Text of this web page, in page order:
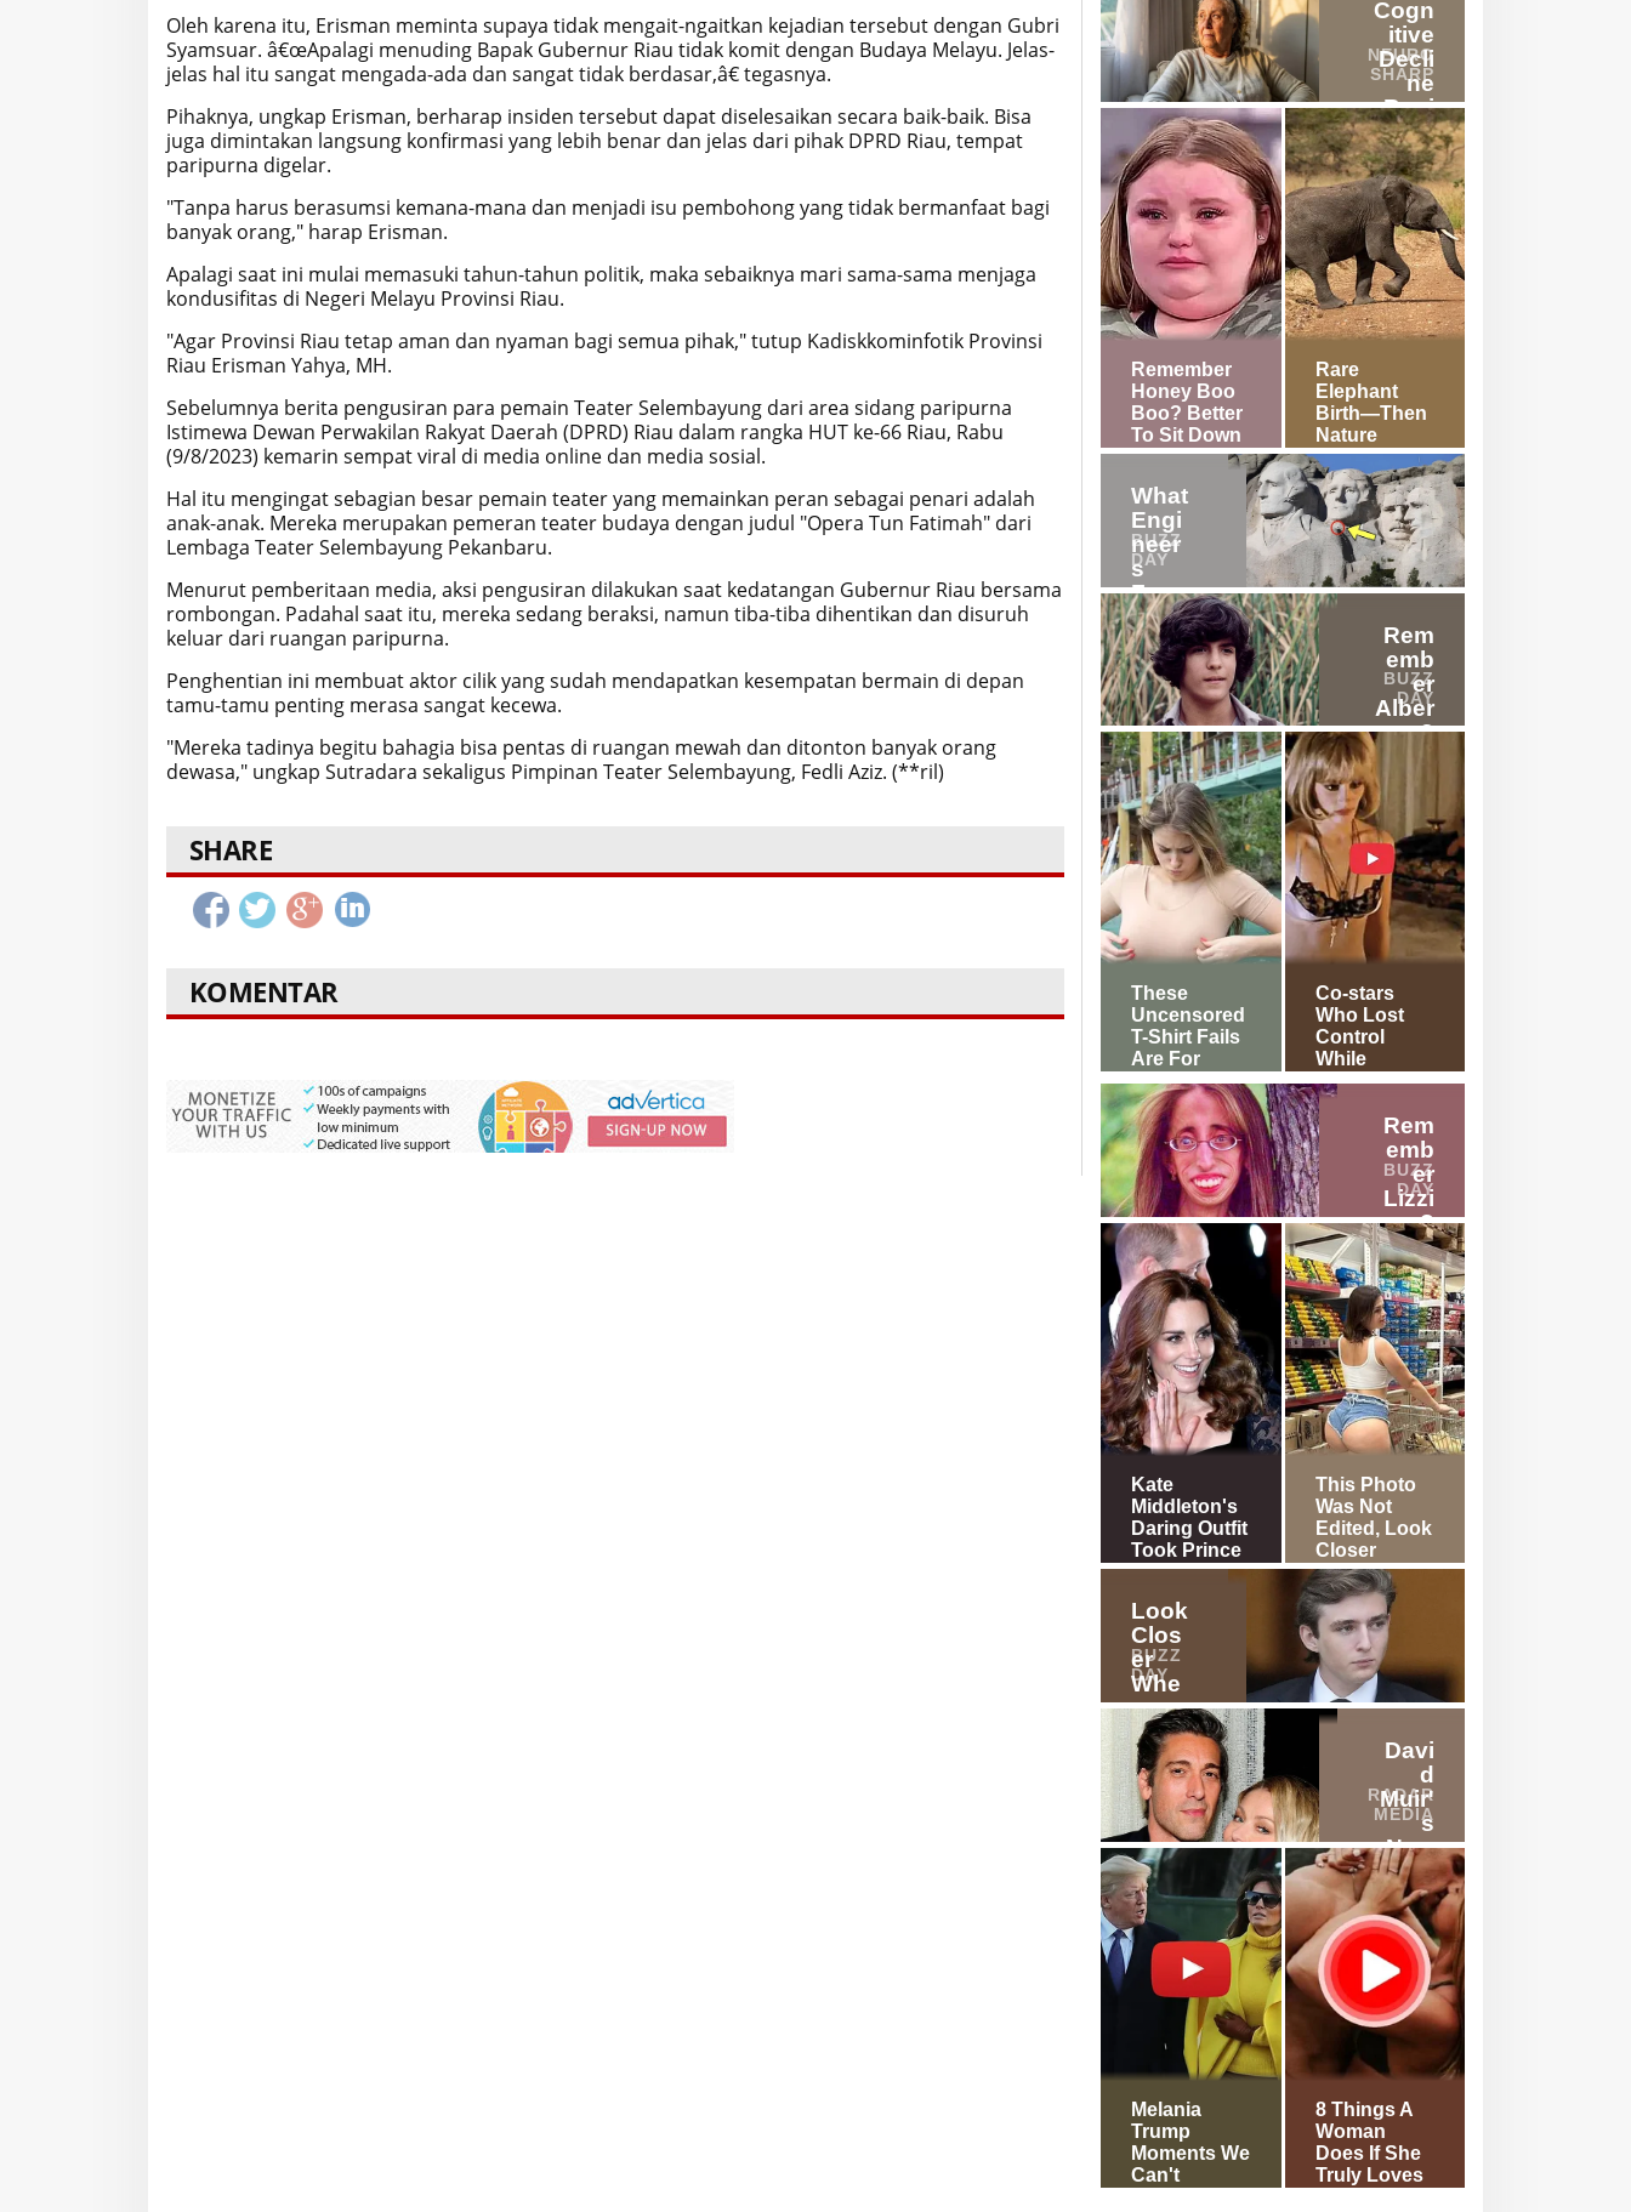
Oleh karena itu, Erisman meminta supaya tidak mengait-ngaitkan kejadian tersebut dengan Gubri
Syamsuar. â€œApalagi menuding Bapak Gubernur Riau tidak komit dengan Budaya Melayu. Jelas-
jelas hal itu sangat mengada-ada dan sangat tidak berdasar,â€ tegasnya.
Pihaknya, ungkap Erisman, berharap insiden tersebut dapat diselesaikan secara baik-baik. Bisa
juga dimintakan langsung konfirmasi yang lebih benar dan jelas dari pihak DPRD Riau, tempat
paripurna digelar.
"Tanpa harus berasumsi kemana-mana dan menjadi isu pembohong yang tidak bermanfaat bagi
banyak orang," harap Erisman.
Apalagi saat ini mulai memasuki tahun-tahun politik, maka sebaiknya mari sama-sama menjaga
kondusifitas di Negeri Melayu Provinsi Riau.
"Agar Provinsi Riau tetap aman dan nyaman bagi semua pihak," tutup Kadiskkominfotik Provinsi
Riau Erisman Yahya, MH.
Sebelumnya berita pengusiran para pemain Teater Selembayung dari area sidang paripurna
Istimewa Dewan Perwakilan Rakyat Daerah (DPRD) Riau dalam rangka HUT ke-66 Riau, Rabu
(9/8/2023) kemarin sempat viral di media online dan media sosial.
Hal itu mengingat sebagian besar pemain teater yang memainkan peran sebagai penari adalah
anak-anak. Mereka merupakan pemeran teater budaya dengan judul "Opera Tun Fatimah" dari
Lembaga Teater Selembayung Pekanbaru.
Menurut pemberitaan media, aksi pengusiran dilakukan saat kedatangan Gubernur Riau bersama
rombongan. Padahal saat itu, mereka sedang beraksi, namun tiba-tiba dihentikan dan disuruh
keluar dari ruangan paripurna.
Penghentian ini membuat aktor cilik yang sudah mendapatkan kesempatan bermain di depan
tamu-tamu penting merasa sangat kecewa.
"Mereka tadinya begitu bahagia bisa pentas di ruangan mewah dan ditonton banyak orang
dewasa," ungkap Sutradara sekaligus Pimpinan Teater Selembayung, Fedli Aziz. (**ril)
SHARE
KOMENTAR